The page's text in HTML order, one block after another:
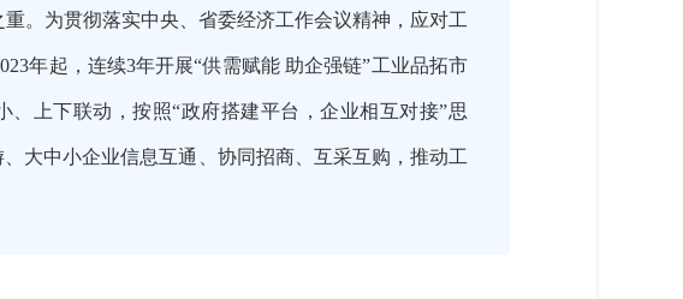
。为贯彻落实中央、省委经济工作会议精神，应对工
年起，连续3年开展“供需赋能 助企强链”工业品拓市
上下联动，按照“政府搭建平台，企业相互对接”思
大中小企业信息互通、协同招商、互采互购，推动工